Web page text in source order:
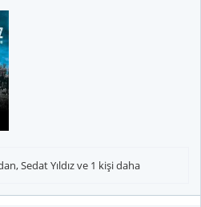
,Sedat Yıldızve 1 kişi daha